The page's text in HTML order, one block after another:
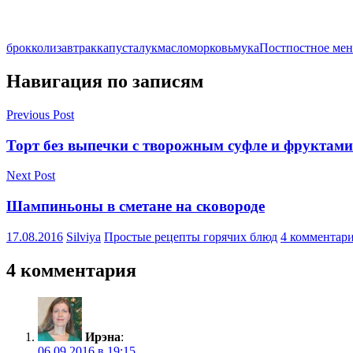
брокколизавтраккапусталукмасломорковьмукаПостпостное
Навигация по записям
Previous Post
Торт без выпечки с творожным суфле и фруктами
Next Post
Шампиньоны в сметане на сковороде
17.08.2016 Silviya Простые рецепты горячих блюд 4
4 комментария
Ирэна: